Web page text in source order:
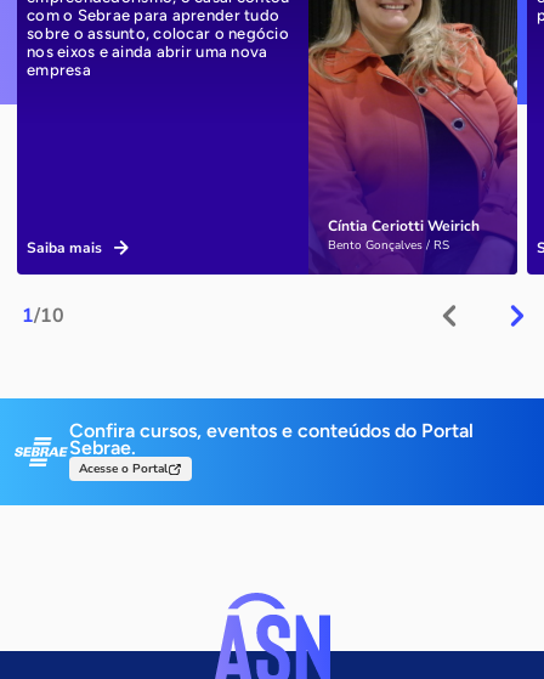
1/10
Cíntia Ceriotti Weirich
Bento Gonçalves / RS
com o Sebrae para aprender tudo
sobre o assunto, colocar o negócio
nos eixos e ainda abrir uma nova
empresa
Saiba mais
Confira cursos, eventos e conteúdos do Portal
Sebrae.
Acesse o Portal